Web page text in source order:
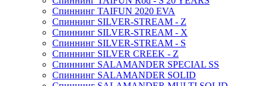
Спиннинг TAIFUN 2020 EVA
Спиннинг SILVER-STREAM - Z
Спиннинг SILVER-STREAM - X
Спиннинг SILVER-STREAM - S
Спиннинг SILVER CREEK - Z
Спиннинг SALAMANDER SPECIAL SS
Спиннинг SALAMANDER SOLID